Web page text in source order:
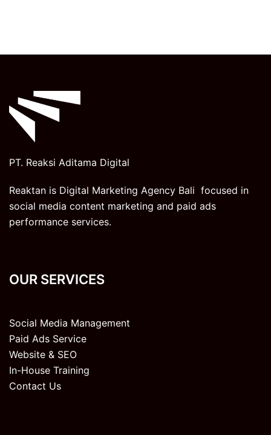
PT. Reaksi Aditama Digital
Reaktan is Digital Marketing Agency Bali focused in
social media content marketing and paid ads
performance services.
OUR SERVICES
Social Media Management
Paid Ads Service
Website & SEO
In-House Training
Contact Us